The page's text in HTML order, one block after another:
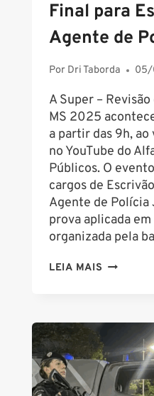
Final para
Agente de
Por Dri Taborda
A Super –
MS 2025
a partir das 9h,
no YouTube do
Públicos. O
cargos de
Agente de Polícia
prova aplicada
organizada pela
LEIA MAIS SRV
REVISÃO
FINAL
PARA